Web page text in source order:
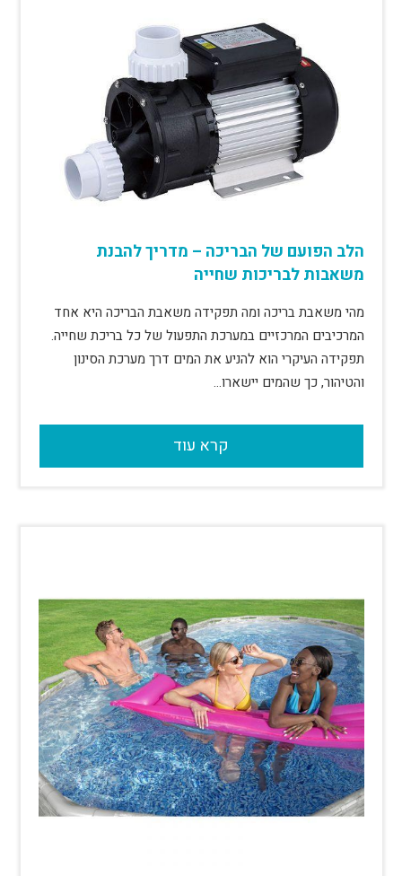
הלב הפועם של הבריכה – מדריך להבנת
משאבות לבריכות שחייה
מהי משאבת בריכה ומה תפקידה משאבת הבריכה היא אחד
המרכיבים המרכזיים במערכת התפעול של כל בריכת שחייה.
תפקידה העיקרי הוא להניע את המים דרך מערכת הסינון
והטיהור, כך שהמים יישארו…
קרא עוד